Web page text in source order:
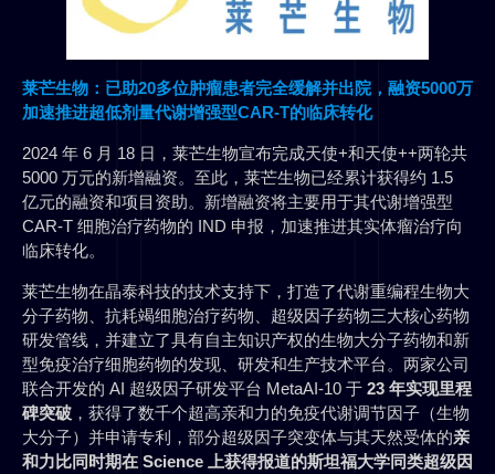
莱芒生物：已助20多位肿瘤患者完全缓解并出院，融资5000万
加速推进超低剂量代谢增强型CAR-T的临床转化
2024 年 6 月 18 日，莱芒生物宣布完成天使+和天使++两轮共
5000 万元的新增融资。至此，莱芒生物已经累计获得约 1.5
亿元的融资和项目资助。新增融资将主要用于其代谢增强型
CAR-T 细胞治疗药物的 IND 申报，加速推进其实体瘤治疗向
临床转化。
莱芒生物在晶泰科技的技术支持下，打造了代谢重编程生物大
分子药物、抗耗竭细胞治疗药物、超级因子药物三大核心药物
研发管线，并建立了具有自主知识产权的生物大分子药物和新
型免疫治疗细胞药物的发现、研发和生产技术平台。两家公司
联合开发的 AI 超级因子研发平台 MetaAI-10 于 23 年实现里程
碑突破 ，获得了数千个超高亲和力的免疫代谢调节因子（生物
大分子）并申请专利，部分超级因子突变体与其天然受体的亲
和力比同时期在 Science 上获得报道的斯坦福大学同类超级因